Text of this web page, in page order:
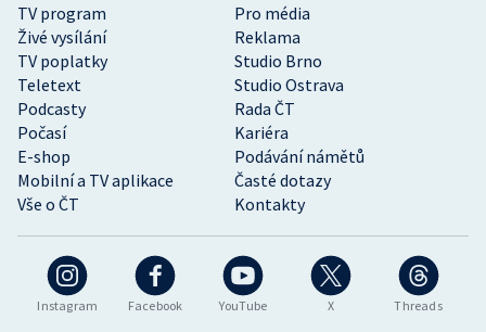
Instagram Facebook YouTube X Threads
TV program
Pro média
Živé vysílání
Reklama
TV poplatky
Studio Brno
Teletext
Studio Ostrava
Podcasty
Rada ČT
Počasí
Kariéra
E-shop
Podávání námětů
Mobilní a TV aplikace
Časté dotazy
Vše o ČT
Kontakty